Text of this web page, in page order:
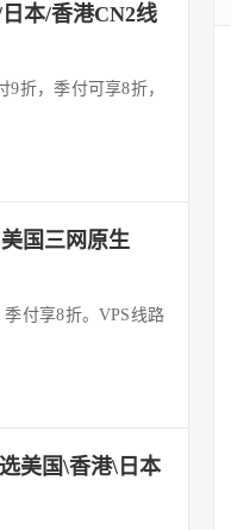
本/香港CN2线
9折，季付可享8折，
国三网原生
付享8折。VPS线路
美国\香港\日本